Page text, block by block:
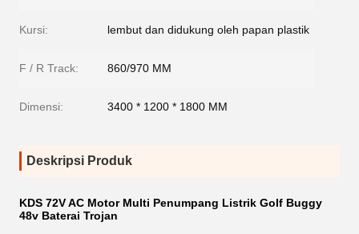
Kursi: lembut dan didukung oleh papan plastik
F / R Track: 860/970 MM
Dimensi: 3400 * 1200 * 1800 MM
Deskripsi Produk
KDS 72V AC Motor Multi Penumpang Listrik Golf Buggy
48v Baterai Trojan